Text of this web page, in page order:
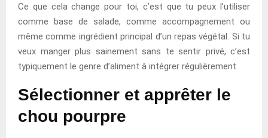
Ce que cela change pour toi, c’est que tu peux l’utiliser
comme base de salade, comme accompagnement ou
même comme ingrédient principal d’un repas végétal. Si tu
veux manger plus sainement sans te sentir privé, c’est
typiquement le genre d’aliment à intégrer régulièrement.
Sélectionner et apprêter le
chou pourpre